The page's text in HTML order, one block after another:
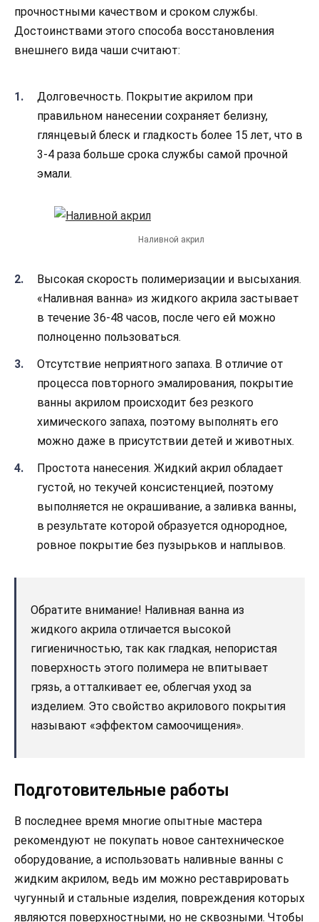
прочностными качеством и сроком службы.
Достоинствами этого способа восстановления
внешнего вида чаши считают:
Долговечность. Покрытие акрилом при
правильном нанесении сохраняет белизну,
глянцевый блеск и гладкость более 15 лет, что в
3-4 раза больше срока службы самой прочной
эмали.
Наливной акрил
Высокая скорость полимеризации и высыхания.
«Наливная ванна» из жидкого акрила застывает
в течение 36-48 часов, после чего ей можно
полноценно пользоваться.
Отсутствие неприятного запаха. В отличие от
процесса повторного эмалирования, покрытие
ванны акрилом происходит без резкого
химического запаха, поэтому выполнять его
можно даже в присутствии детей и животных.
Простота нанесения. Жидкий акрил обладает
густой, но текучей консистенцией, поэтому
выполняется не окрашивание, а заливка ванны,
в результате которой образуется однородное,
ровное покрытие без пузырьков и наплывов.
Обратите внимание! Наливная ванна из
жидкого акрила отличается высокой
гигиеничностью, так как гладкая, непористая
поверхность этого полимера не впитывает
грязь, а отталкивает ее, облегчая уход за
изделием. Это свойство акрилового покрытия
называют «эффектом самоочищения».
Подготовительные работы
В последнее время многие опытные мастера
рекомендуют не покупать новое сантехническое
оборудование, а использовать наливные ванны с
жидким акрилом, ведь им можно реставрировать
чугунный и стальные изделия, повреждения которых
являются поверхностными, но не сквозными. Чтобы